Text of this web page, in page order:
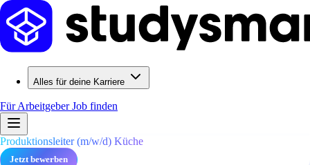
Alles für deine Karriere
Für ArbeitgeberJob finden
Produktionsleiter (m/w/d) Küche
Jetzt bewerben